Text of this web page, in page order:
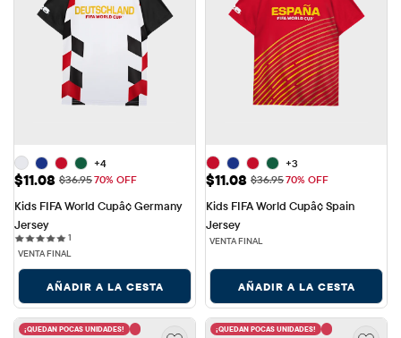
+4
Precio de venta: $11.08
$11.08 Precio original: $36.95
$36.9570% OFF
Kids FIFA World Cupâ¢ Germany
Jersey
1
VENTA FINAL
AÑADIR A LA CESTA
+3
Precio de venta: $11.08
$11.08 Precio original: $36.95
$36.9570% OFF
Kids FIFA World Cupâ¢ Spain
Jersey
VENTA FINAL
AÑADIR A LA CESTA
¡QUEDAN POCAS UNIDADES! ¡QUEDAN POCAS UNIDADES!